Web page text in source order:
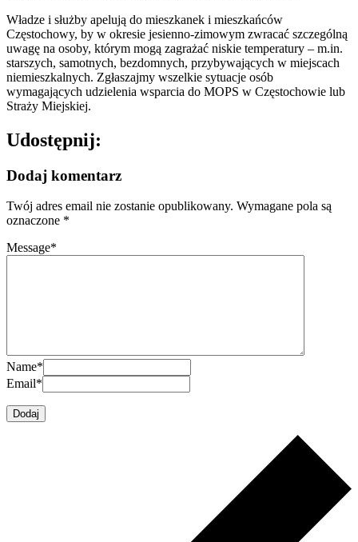
Władze i służby apelują do mieszkanek i mieszkańców
Częstochowy, by w okresie jesienno-zimowym zwracać szczególną
uwagę na osoby, którym mogą zagrażać niskie temperatury – m.in.
starszych, samotnych, bezdomnych, przybywających w miejscach
niemieszkalnych. Zgłaszajmy wszelkie sytuacje osób
wymagających udzielenia wsparcia do MOPS w Częstochowie lub
Straży Miejskiej.
Udostępnij:
Dodaj komentarz
Twój adres email nie zostanie opublikowany. Wymagane pola są
oznaczone *
Message*
Name*
Email*